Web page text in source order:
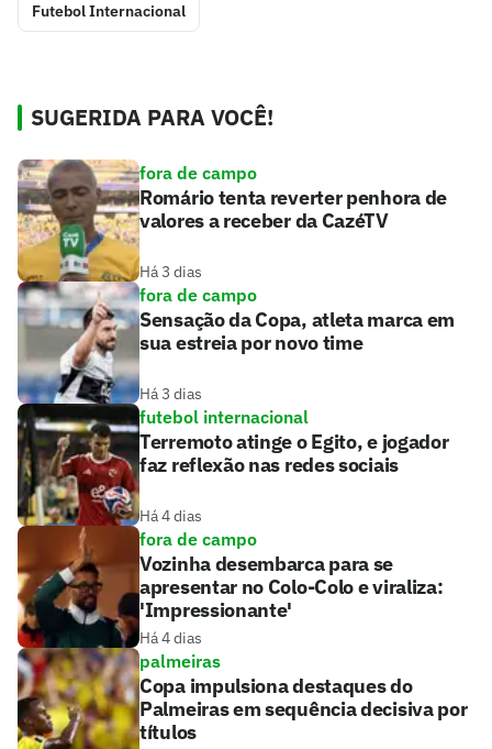
Futebol Internacional
SUGERIDA PARA VOCÊ!
fora de campo
Romário tenta reverter penhora de
valores a receber da CazéTV
Há 3 dias
fora de campo
Sensação da Copa, atleta marca em
sua estreia por novo time
Há 3 dias
futebol internacional
Terremoto atinge o Egito, e jogador
faz reflexão nas redes sociais
Há 4 dias
fora de campo
Vozinha desembarca para se
apresentar no Colo-Colo e viraliza:
'Impressionante'
Há 4 dias
palmeiras
Copa impulsiona destaques do
Palmeiras em sequência decisiva por
títulos